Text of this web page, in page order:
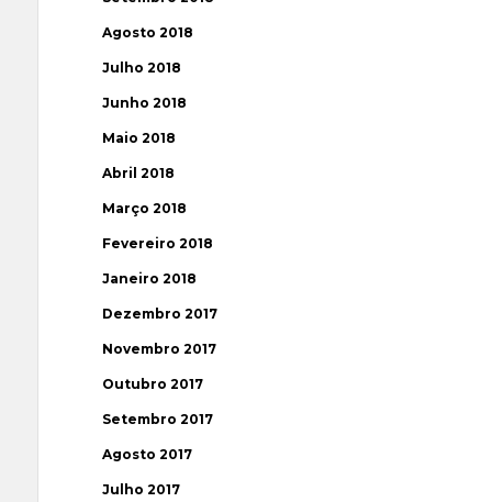
Agosto 2018
Julho 2018
Junho 2018
Maio 2018
Abril 2018
Março 2018
Fevereiro 2018
Janeiro 2018
Dezembro 2017
Novembro 2017
Outubro 2017
Setembro 2017
Agosto 2017
Julho 2017